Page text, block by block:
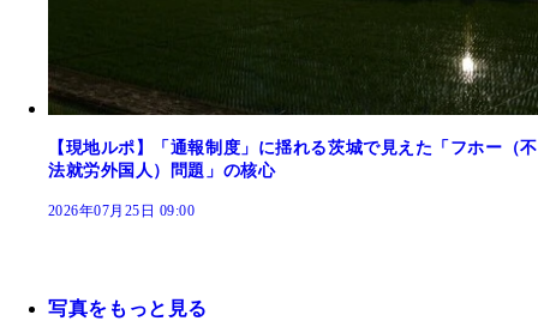
【現地ルポ】「通報制度」に揺れる茨城で見えた「フホー（不
法就労外国人）問題」の核心
2026年07月25日 09:00
写真をもっと見る